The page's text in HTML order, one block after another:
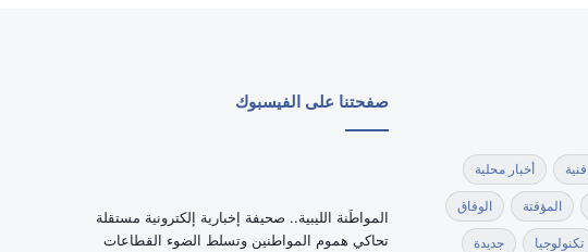
أخبار محلية
المؤقتة الوفاق
تكنولوجيا جديدة
صفحتنا على الفيسبوك
‏المواطَنة الليبية.. صحيفة إخبارية إلكترونية مستقلة
تحاكي هموم المواطنين وتسلط الضوء القطاعات